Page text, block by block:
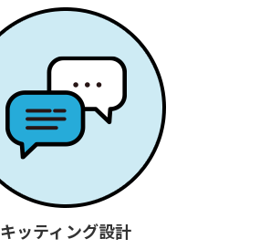
キッティング設計